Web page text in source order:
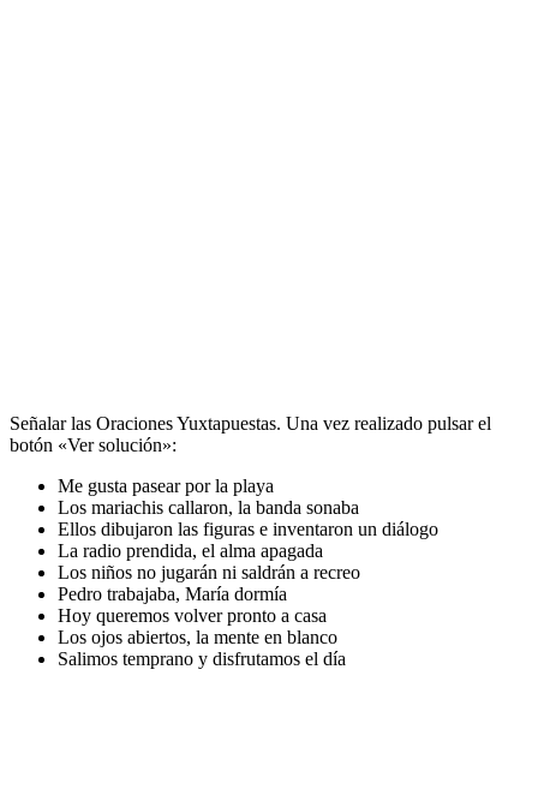
Señalar las Oraciones Yuxtapuestas. Una vez realizado pulsar el
botón «Ver solución»:
Me gusta pasear por la playa
Los mariachis callaron, la banda sonaba
Ellos dibujaron las figuras e inventaron un diálogo
La radio prendida, el alma apagada
Los niños no jugarán ni saldrán a recreo
Pedro trabajaba, María dormía
Hoy queremos volver pronto a casa
Los ojos abiertos, la mente en blanco
Salimos temprano y disfrutamos el día